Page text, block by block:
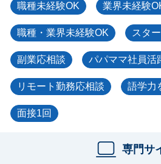
職種未経験OK 業界未経験
職種・業界未経験OK スタ
副業応相談 パパママ社員活
リモート勤務応相談 語学力
面接1回
専門サ